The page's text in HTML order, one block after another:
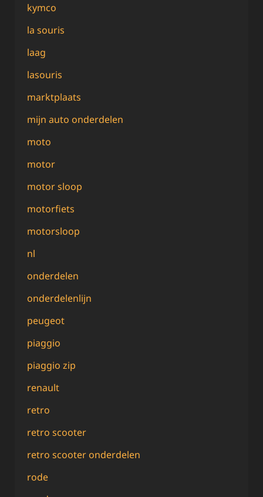
kymco
la souris
laag
lasouris
marktplaats
mijn auto onderdelen
moto
motor
motor sloop
motorfiets
motorsloop
nl
onderdelen
onderdelenlijn
peugeot
piaggio
piaggio zip
renault
retro
retro scooter
retro scooter onderdelen
rode